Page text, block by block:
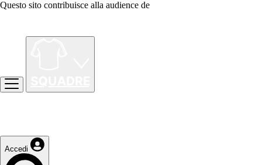
Questo sito contribuisce alla audience de
Accedi